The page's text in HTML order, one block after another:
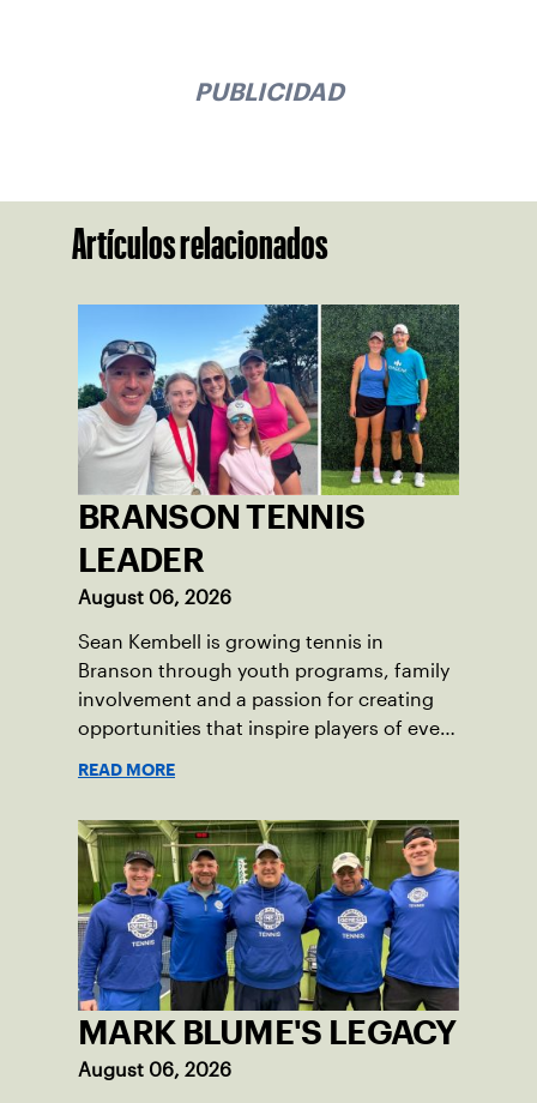
PUBLICIDAD
Artículos relacionados
BRANSON TENNIS
LEADER
August 06, 2026
Sean Kembell is growing tennis in
Branson through youth programs, family
involvement and a passion for creating
opportunities that inspire players of every
READ MORE
MARK BLUME'S LEGACY
August 06, 2026